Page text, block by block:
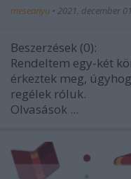
meseanyu • 2021. december 01.
Beszerzések (0):
Rendeltem egy-két
érkeztek meg,
regélek róluk.
Olvasások ...